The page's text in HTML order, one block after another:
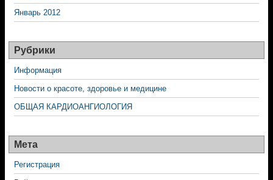
Январь 2012
Рубрики
Информация
Новости о красоте, здоровье и медицине
ОБЩАЯ КАРДИОАНГИОЛОГИЯ
Мета
Регистрация